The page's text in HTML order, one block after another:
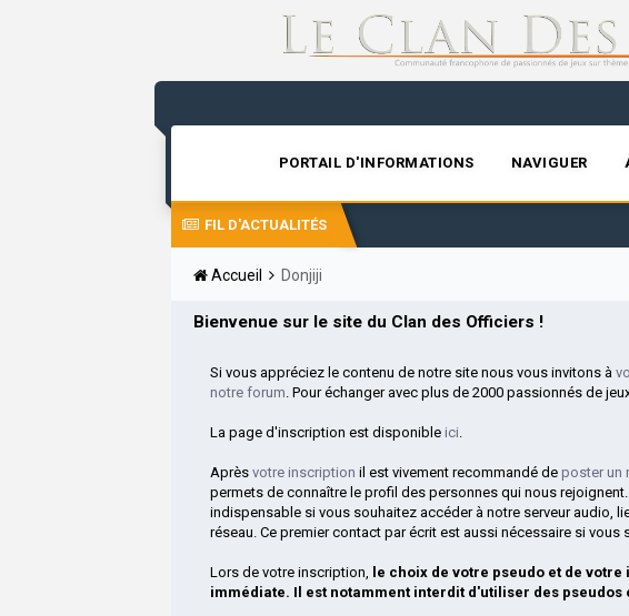
PORTAIL D'INFORMATIONS NAVIGUER
FIL D'ACTUALITÉS
Accueil Donjiji
Bienvenue sur le site du Clan des Officiers !
Si vous appréciez le contenu de notre site nous vous invitons à
notre forum . Pour échanger avec plus de 2000 passionnés de
La page d'inscription est disponible ici
Aprèsvotre inscription il est vivement recommandé de poster un
permets de connaître le profil des personnes qui nous
indispensable si vous souhaitez accéder à notre serveur audio,
réseau. Ce premier contact par écrit est aussi nécessaire si
Lors de votre inscription, le choix de votre pseudo et de
immédiate. Il est notamment interdit d'utiliser des